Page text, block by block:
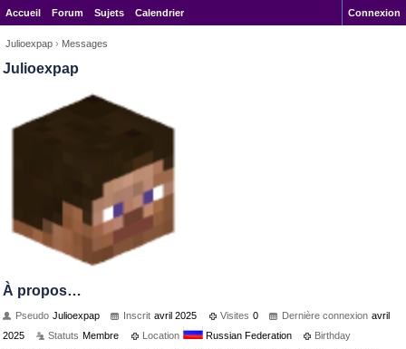
Accueil Forum Sujets Calendrier Connexion
Julioexpap › Messages
Julioexpap
À propos…
Pseudo Julioexpap Inscrit avril 2025 Visites 0 Dernière connexion avril
2025
Statuts Membre Location Russian Federation
Birthday